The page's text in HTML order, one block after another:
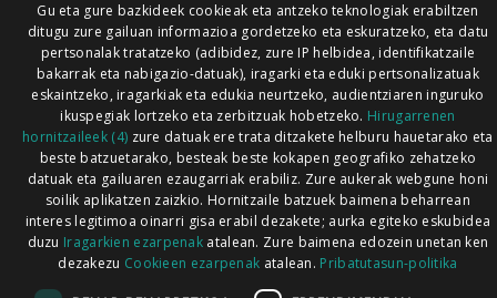
Gu eta gure bazkideek cookieak eta antzeko teknologiak erabiltzen
ditugu zure gailuan informazioa gordetzeko eta eskuratzeko, eta datu
pertsonalak tratatzeko (adibidez, zure IP helbidea, identifikatzaile
bakarrak eta nabigazio-datuak), iragarki eta eduki pertsonalizatuak
eskaintzeko, iragarkiak eta edukia neurtzeko, audientziaren inguruko
ikuspegiak lortzeko eta zerbitzuak hobetzeko. Hirugarrenen
hornitzaileek (4) zure datuak ere trata ditzakete helburu hauetarako eta
beste batzuetarako, besteak beste kokapen geografiko zehatzeko
datuak eta gailuaren ezaugarriak erabiliz. Zure aukerak webgune honi
soilik aplikatzen zaizkio. Hornitzaile batzuek baimena beharrean
interes legitimoa oinarri gisa erabil dezakete; aurka egiteko eskubidea
duzu Iragarkien ezarpenak atalean. Zure baimena edozein unetan ken
dezakezu Cookieen ezarpenak atalean. Pribatutasun-politika